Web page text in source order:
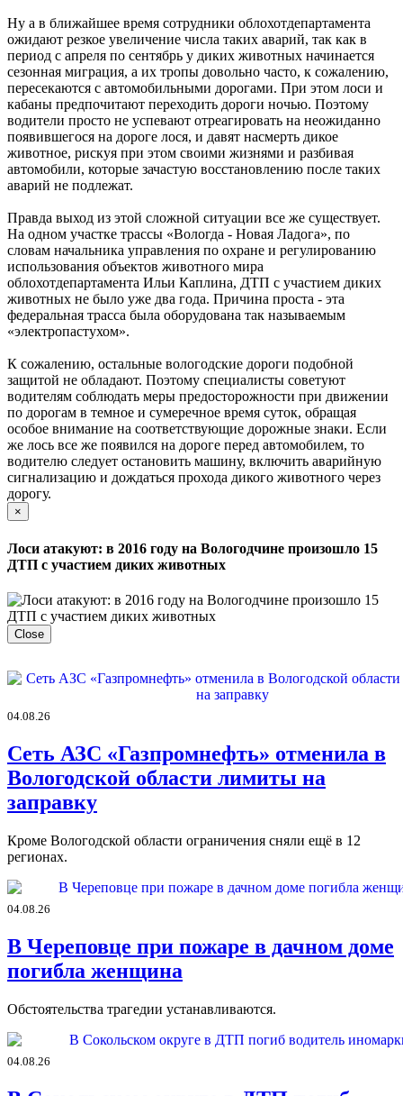
Ну а в ближайшее время сотрудники облохотдепартамента
ожидают резкое увеличение числа таких аварий, так как в
период с апреля по сентябрь у диких животных начинается
сезонная миграция, а их тропы довольно часто, к сожалению,
пересекаются с автомобильными дорогами. При этом лоси и
кабаны предпочитают переходить дороги ночью. Поэтому
водители просто не успевают отреагировать на неожиданно
появившегося на дороге лося, и давят насмерть дикое
животное, рискуя при этом своими жизнями и разбивая
автомобили, которые зачастую восстановлению после таких
аварий не подлежат.
Правда выход из этой сложной ситуации все же существует.
На одном участке трассы «Вологда - Новая Ладога», по
словам начальника управления по охране и регулированию
использования объектов животного мира
облохотдепартамента Ильи Каплина, ДТП с участием диких
животных не было уже два года. Причина проста - эта
федеральная трасса была оборудована так называемым
«электропастухом».
К сожалению, остальные вологодские дороги подобной
защитой не обладают. Поэтому специалисты советуют
водителям соблюдать меры предосторожности при движении
по дорогам в темное и сумеречное время суток, обращая
особое внимание на соответствующие дорожные знаки. Если
же лось все же появился на дороге перед автомобилем, то
водителю следует остановить машину, включить аварийную
сигнализацию и дождаться прохода дикого животного через
дорогу.
×
Лоси атакуют: в 2016 году на Вологодчине произошло 15
ДТП с участием диких животных
Close
04.08.26
Сеть АЗС «Газпромнефть» отменила в
Вологодской области лимиты на
заправку
Кроме Вологодской области ограничения сняли ещё в 12
регионах.
04.08.26
В Череповце при пожаре в дачном доме
погибла женщина
Обстоятельства трагедии устанавливаются.
04.08.26